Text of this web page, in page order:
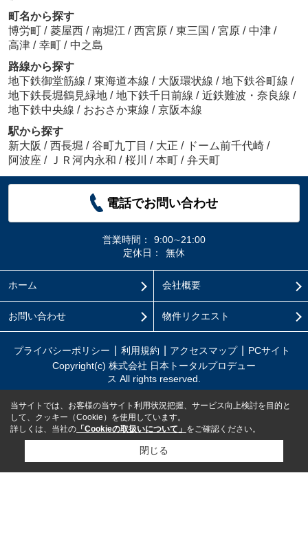
町名から探す
博労町 / 菱屋西 / 南堀江 / 西宮原 / 東三国 / 宮原 / 中津 /
高津 / 幸町 / 中之島
路線から探す
地下鉄御堂筋線 / 東海道本線 / 大阪環状線 / 地下鉄谷町線 /
地下鉄長堀鶴見緑地 / 地下鉄千日前線 / 近鉄難波・奈良線 /
地下鉄中央線 / おおさか東線 / 京阪本線
駅から探す
新大阪 / 西長堀 / 谷町九丁目 / 大正 / ドーム前千代崎 /
阿波座 / ＪＲ河内永和 / 桜川 / 本町 / 弁天町
電話でお問い合わせ
営業時間：
9:00∼21:00
定休日：
無休
ホーム 会社概要
お問い合わせ 物件リクエスト
プライバシーポリシー 利用規約 アクセスマップ
PCサイト
Copyright(c) 株式会社 日本トータルプロデュー
ス All rights reserved.
当サイトでは、お客様の当サイト利用状況把握、サービス向上検討を目的と
して、クッキー（Cookie）を使用しています。
詳しくは、当社の 「Cookieの取扱いについて」 をご確認ください。
閉じる